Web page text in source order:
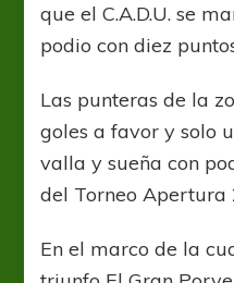
que el C.A.D.U. se
podio con diez
Las punteras de la
goles a favor y solo
valla y sueña con
del Torneo Apertura
En el marco de la